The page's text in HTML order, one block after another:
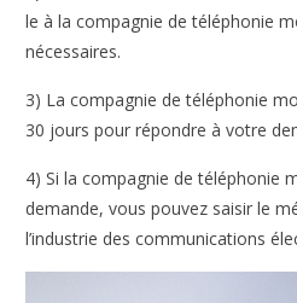
le à la compagnie de téléphonie
nécessaires.
3) La compagnie de téléphonie
30 jours pour répondre à votre
4) Si la compagnie de téléphonie
demande, vous pouvez saisir le
l’industrie des communications